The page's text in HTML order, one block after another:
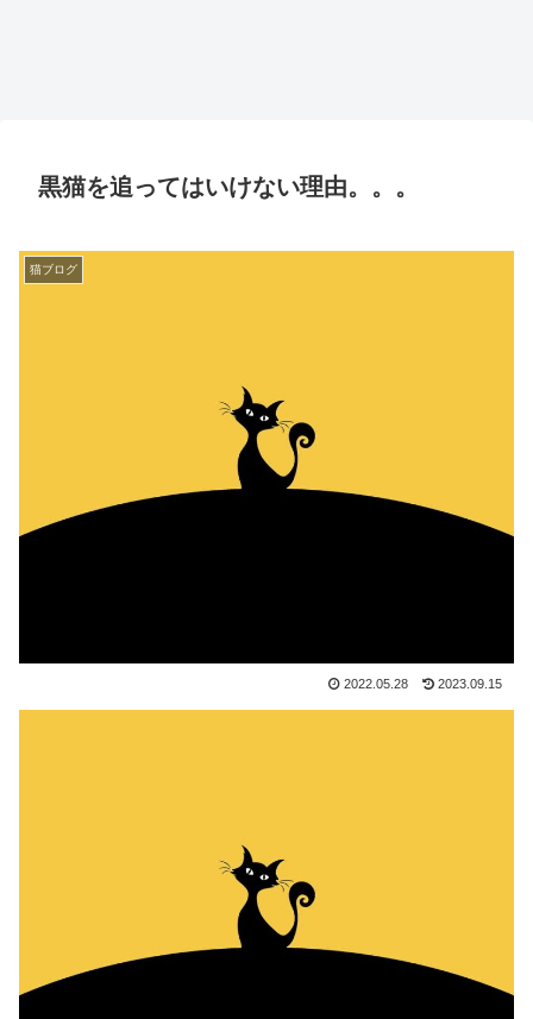
黒猫を追ってはいけない理由。。。
猫ブログ
2022.05.28 2023.09.15